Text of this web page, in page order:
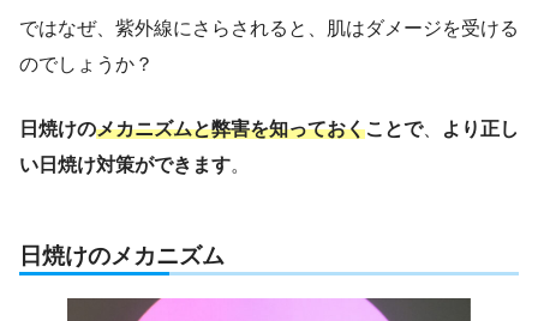
ではなぜ、紫外線にさらされると、肌はダメージを受ける
のでしょうか？
日焼けのメカニズムと弊害を知っておくことで、
より正し
い日焼け対策ができます。
日焼けのメカニズム